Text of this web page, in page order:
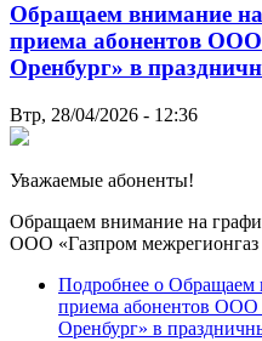
Обращаем внимание
приема абонентов
Оренбург» в
Втр, 28/04/2026 - 12:36
Уважаемые абоненты!
Обращаем внимание на
ООО «Газпром
Подробнее о Обращаем
приема абонентов ООО
Оренбург» в